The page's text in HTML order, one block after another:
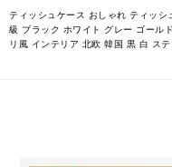
ティッシュケース おしゃれ ティッ
級 ブラック ホワイト グレー ゴール
リ風 インテリア 北欧 韓国 黒 白 ス